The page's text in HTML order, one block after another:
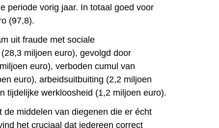
periode vorig jaar. In totaal goed voor
(97,8).
uit fraude met sociale
miljoen euro), gevolgd door
euro), verboden cumul van
euro), arbeidsuitbuiting (2,2 miljoen
tijdelijke werkloosheid (1,2 miljoen euro).
de middelen van diegenen die er écht
het cruciaal dat iedereen correct